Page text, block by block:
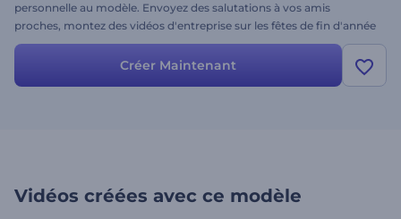
personnelle au modèle. Envoyez des salutations à vos amis
proches, montez des vidéos d'entreprise sur les fêtes de fin d'année
ou partagez simplement un message avec le monde entier. Il est
temps d'essayer ce modèle magique !
Créer Maintenant
Vidéos créées avec ce modèle